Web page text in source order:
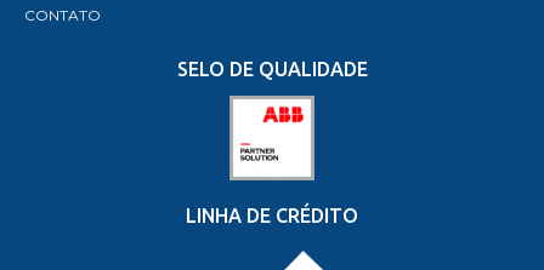
CONTATO
SELO DE QUALIDADE
LINHA DE CRÉDITO